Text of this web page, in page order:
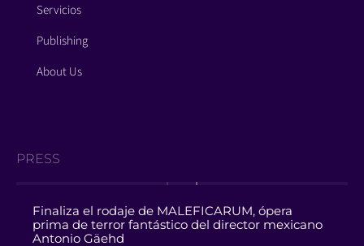
Servicios
Publishing
About Us
PRESS
Finaliza el rodaje de MALEFICARUM, ópera
prima de terror fantástico del director mexicano
Antonio Gäehd